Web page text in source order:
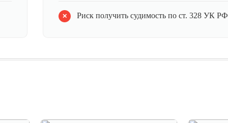
Риск получить судимость по ст. 328 УК РФ